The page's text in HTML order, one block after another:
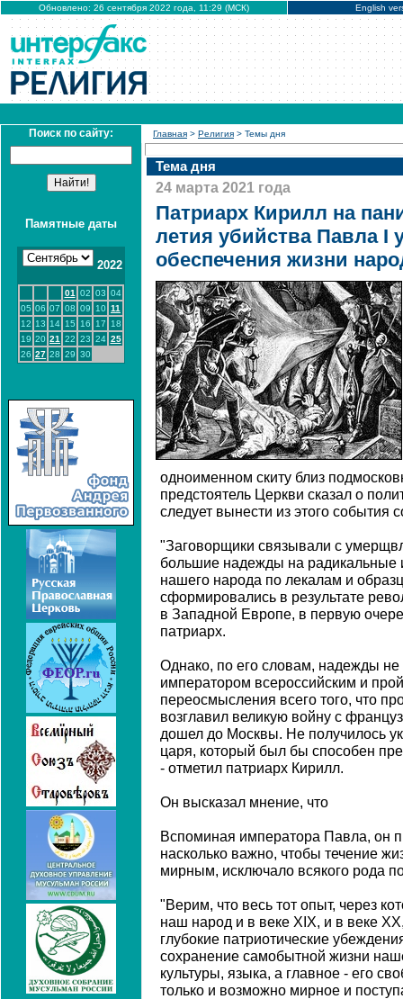
Обновлено: 26 сентября 2022 года, 11:29 (МСК) English
Поиск по сайту:
Памятные даты
2022
01 02 03 04
05 06 07 08 09 10 11
12 13 14 15 16 17
18
19 20 21 22 23 24 25
26 27 28 29 30
Главная > Религия > Темы дня
Тема дня
24 марта 2021 года
Патриарх Кирилл на
летия убийства Павла I
обеспечения жизни
одноименном скиту близ
предстоятель Церкви сказал о
следует вынести из этого
"Заговорщики связывали с
большие надежды на радикальные
нашего народа по лекалам и
сформировались в результате
в Западной Европе, в первую
патриарх.
Однако, по его словам, надежды не
императором всероссийским и
переосмысления всего того, что
возглавил великую войну с
дошел до Москвы. Не получилось
царя, который был бы способен
- отметил патриарх Кирилл.
Он высказал мнение, что
Вспоминая императора Павла, он
насколько важно, чтобы течение
мирным, исключало всякого рода
"Верим, что весь тот опыт, через
наш народ и в веке XIX, и в веке
глубокие патриотические
сохранение самобытной жизни
культуры, языка, а главное - его
только и возможно мирное и